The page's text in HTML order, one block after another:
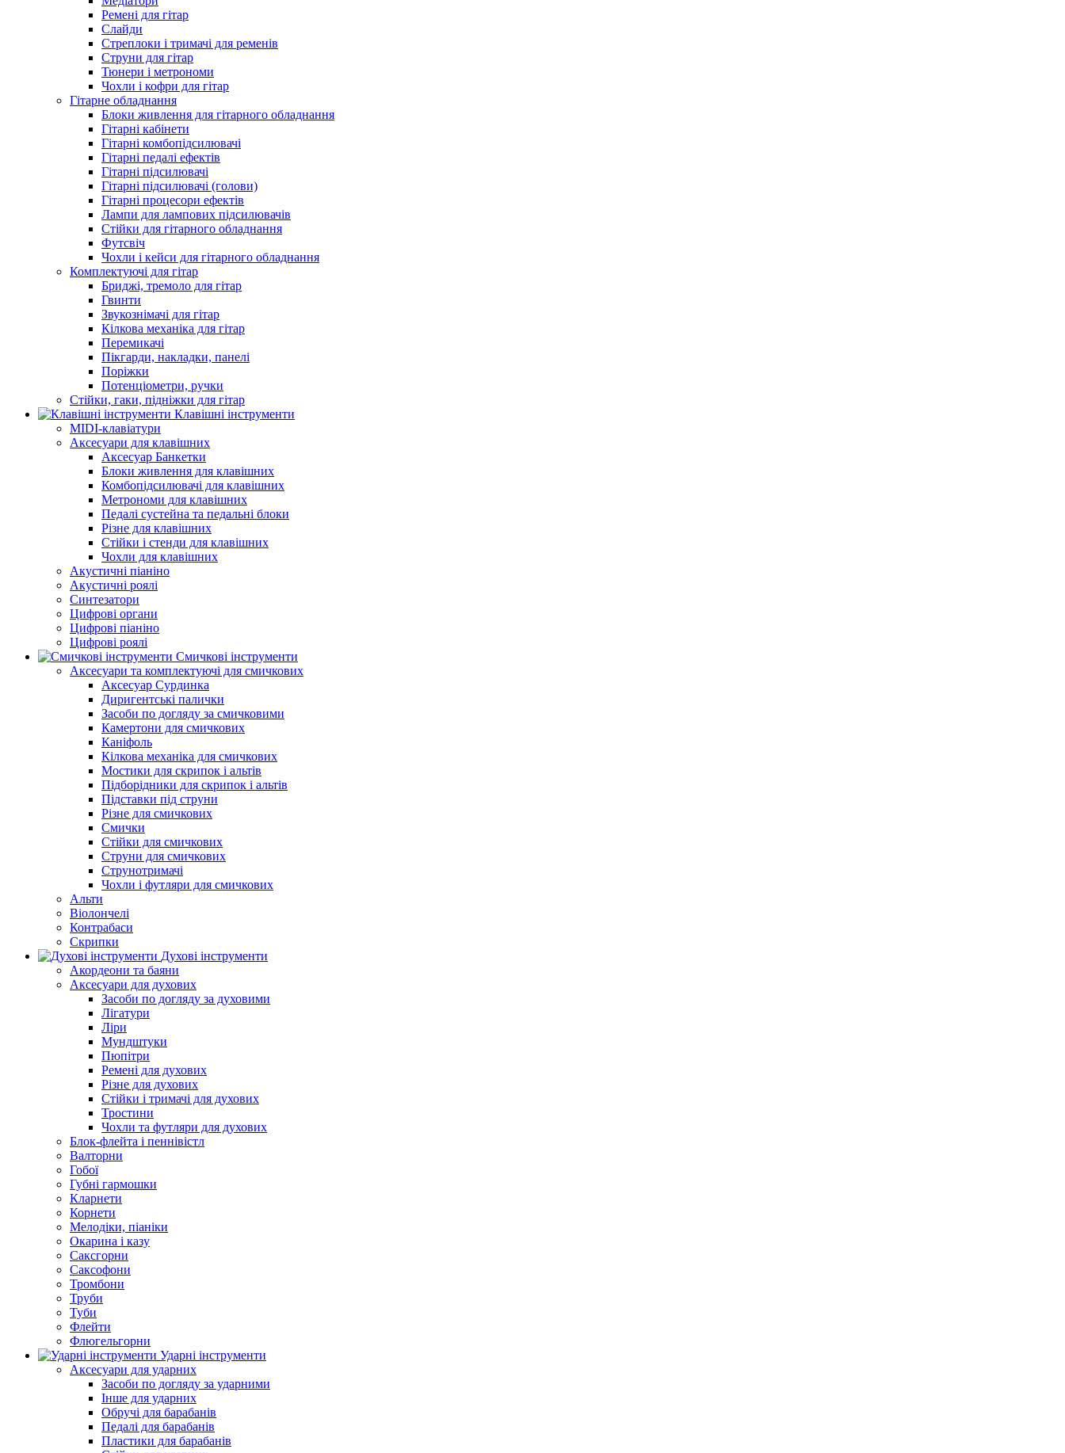
Ремені для гітар
Слайди
Стреплоки і тримачі для ременів
Струни для гітар
Тюнери і метрономи
Чохли і кофри для гітар
Гітарне обладнання
Блоки живлення для гітарного обладнання
Гітарні кабінети
Гітарні комбопідсилювачі
Гітарні педалі ефектів
Гітарні підсилювачі
Гітарні підсилювачі (голови)
Гітарні процесори ефектів
Лампи для лампових підсилювачів
Стійки для гітарного обладнання
Футсвіч
Чохли і кейси для гітарного обладнання
Комплектуючі для гітар
Бриджі, тремоло для гітар
Гвинти
Звукознімачі для гітар
Кілкова механіка для гітар
Перемикачі
Пікгарди, накладки, панелі
Поріжки
Потенціометри, ручки
Стійки, гаки, підніжки для гітар
Клавішні інструменти
MIDI-клавіатури
Аксесуари для клавішних
Аксесуар Банкетки
Блоки живлення для клавішних
Комбопідсилювачі для клавішних
Метрономи для клавішних
Педалі сустейна та педальні блоки
Різне для клавішних
Стійки і стенди для клавішних
Чохли для клавішних
Акустичні піаніно
Акустичні роялі
Синтезатори
Цифрові органи
Цифрові піаніно
Цифрові роялі
Смичкові інструменти
Аксесуари та комплектуючі для смичкових
Аксесуар Сурдинка
Диригентські палички
Засоби по догляду за смичковими
Камертони для смичкових
Каніфоль
Кілкова механіка для смичкових
Мостики для скрипок і альтів
Підборiдники для скрипок і альтів
Підставки під струни
Різне для смичкових
Смички
Стійки для смичкових
Струни для смичкових
Струнотримачі
Чохли і футляри для смичкових
Альти
Віолончелі
Контрабаси
Скрипки
Духові інструменти
Акордеони та баяни
Аксесуари для духових
Засоби по догляду за духовими
Лігатури
Ліри
Мундштуки
Пюпітри
Ремені для духових
Різне для духових
Стійки і тримачі для духових
Тростини
Чохли та футляри для духових
Блок-флейта і пеннівістл
Валторни
Гобої
Губні гармошки
Кларнети
Корнети
Мелодіки, піаніки
Окарина і казу
Саксгорни
Саксофони
Тромбони
Труби
Туби
Флейти
Флюгельгорни
Ударні інструменти
Аксесуари для ударних
Засоби по догляду за ударними
Інше для ударних
Обручі для барабанів
Педалі для барабанів
Пластики для барабанів